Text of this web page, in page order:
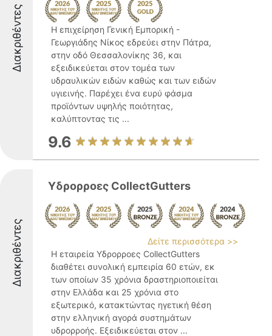
Διακριθέντες
Η επιχείρηση Γενική Εμπορική -
Γεωργιάδης Νίκος εδρεύει στην Πάτρα,
στην οδό Θεσσαλονίκης 36, και
εξειδικεύεται στον τομέα των
υδραυλικών ειδών καθώς και των ειδών
υγιεινής. Παρέχει ένα ευρύ φάσμα
προϊόντων υψηλής ποιότητας,
καλύπτοντας τις ...
9.6
Διακριθέντες
Υδρορροες CollectGutters
Δείτε περισσότερα >>
Η εταιρεία Υδρορροες CollectGutters
διαθέτει συνολική εμπειρία 60 ετών, εκ
των οποίων 35 χρόνια δραστηριοποιείται
στην Ελλάδα και 25 χρόνια στο
εξωτερικό, κατακτώντας ηγετική θέση
στην ελληνική αγορά συστημάτων
υδρορροής. Εξειδικεύεται στον ...